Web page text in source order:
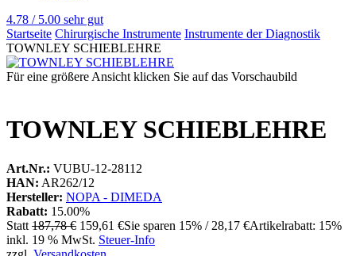
4.78 / 5.00 sehr gut
Startseite Chirurgische Instrumente Instrumente der Diagnostik
TOWNLEY SCHIEBLEHRE
Für eine größere Ansicht klicken Sie auf das Vorschaubild
TOWNLEY SCHIEBLEHRE
Art.Nr.: VUBU-12-28112
HAN: AR262/12
Hersteller: NOPA - DIMEDA
Rabatt: 15.00%
Statt 187,78 € 159,61 €Sie sparen 15% / 28,17 €Artikelrabatt: 15%
inkl. 19 % MwSt. Steuer-Info